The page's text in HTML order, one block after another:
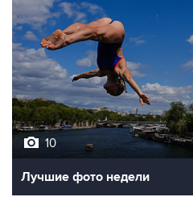
10
Лучшие фото недели